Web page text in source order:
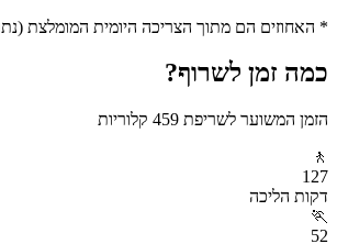
* האחוזים הם מתוך הצריכה היומית המומלצת
כמה זמן לשרוף?
הזמן המשוער לשריפת 459 קלוריות
🚶
127
דקות הליכה
🏃
52